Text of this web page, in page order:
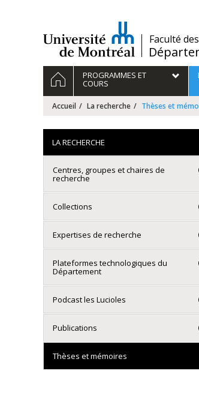
/Faculté
Navigation
principale
ACCUEILPROGRAMMES ET
COURS
Accueil La recherche Thèses et
LA RECHERCHE
Centres, groupes et chaires de
recherche
Collections
Expertises de recherche
Plateformes technologiques du
Département
Podcast les Lucioles
Publications
Thèses et mémoires